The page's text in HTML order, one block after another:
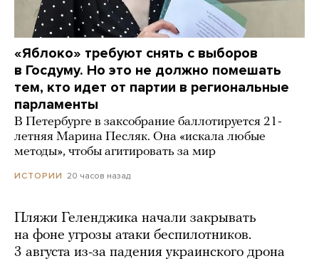
«Яблоко» требуют снять с выборов
в Госдуму. Но это не должно помешать
тем, кто идет от партии в региональные
парламенты
В Петербурге в заксобрание баллотируется 21-
летняя Марина Песляк. Она «искала любые
методы», чтобы агитировать за мир
ИСТОРИИ 20 часов назад
Пляжи Геленджика начали закрывать
на фоне угрозы атаки беспилотников.
3 августа из-за падения украинского дрона